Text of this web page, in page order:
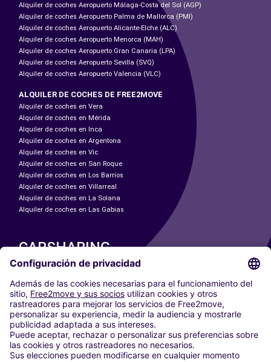
Alquiler de coches Aeropuerto Málaga-Costa del Sol (AGP)
Alquiler de coches Aeropuerto Palma de Mallorca (PMI)
Alquiler de coches Aeropuerto Alicante-Elche (ALC)
Alquiler de coches Aeropuerto Menorca (MAH)
Alquiler de coches Aeropuerto Gran Canaria (LPA)
Alquiler de coches Aeropuerto Sevilla (SVQ)
Alquiler de coches Aeropuerto Valencia (VLC)
ALQUILER DE COCHES DE FREE2MOVE
Alquiler de coches en Vera
Alquiler de coches en Mérida
Alquiler de coches en Inca
Alquiler de coches en Argentona
Alquiler de coches en Vic
Alquiler de coches en San Roque
Alquiler de coches en Los Barrios
Alquiler de coches en Villarreal
Alquiler de coches en La Solana
Alquiler de coches en Las Gabias
CARSHARING
NUESTRAS CIUDADES
Paris
Madrid
Washington DC
Milán
Roma
Turín
Viena